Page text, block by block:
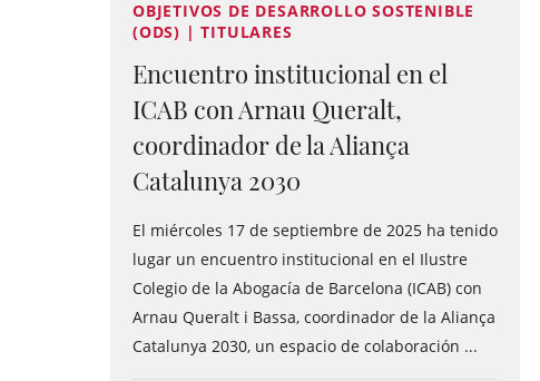
OBJETIVOS DE DESARROLLO SOSTENIBLE
(ODS) | TITULARES
Encuentro institucional en el
ICAB con Arnau Queralt,
coordinador de la Aliança
Catalunya 2030
El miércoles 17 de septiembre de 2025 ha tenido
lugar un encuentro institucional en el Ilustre
Colegio de la Abogacía de Barcelona (ICAB) con
Arnau Queralt i Bassa, coordinador de la Aliança
Catalunya 2030, un espacio de colaboración ...